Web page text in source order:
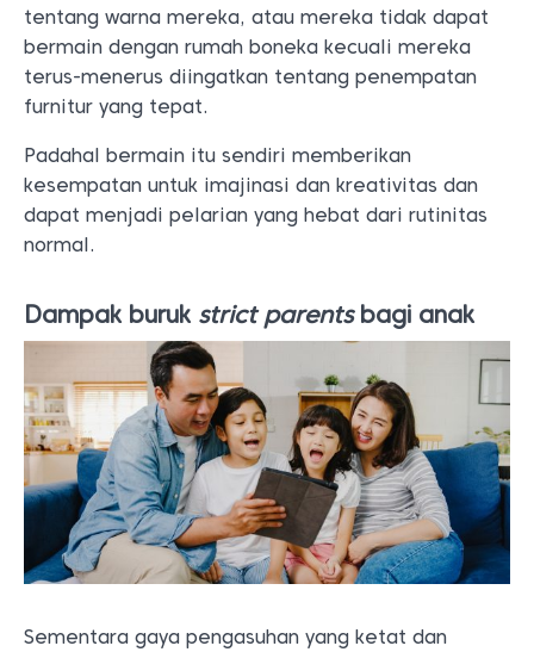
tentang warna mereka, atau mereka tidak dapat
bermain dengan rumah boneka kecuali mereka
terus-menerus diingatkan tentang penempatan
furnitur yang tepat.
Padahal bermain itu sendiri memberikan
kesempatan untuk imajinasi dan kreativitas dan
dapat menjadi pelarian yang hebat dari rutinitas
normal.
Dampak buruk strict parentsbagi anak
Sementara gaya pengasuhan yang ketat dan